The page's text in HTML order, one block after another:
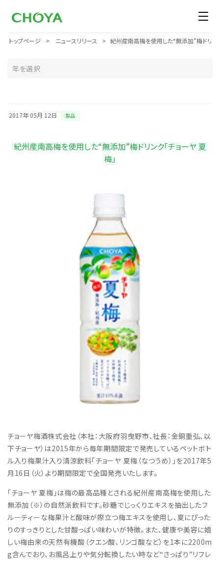
トップページ ニュースリリース 紀州産南高梅を使用した“無添加”梅ドリン
2017年 05月 12日 製品
紀州産南高梅を使用した“無添加”梅ドリンク「チョーヤ 夏
梅」
チョーヤ梅酒株式会社（本社：大阪府羽曳野市、社長：金銅重弘、以
下チョーヤ）は2015年から毎年期間限定で発売しているペットボト
ル入り梅果汁入り清涼飲料「チョーヤ 夏梅（なつうめ）」を2017年5
月16日（火）より期間限定で全国発売いたします。
「チョーヤ 夏梅」は梅の最高品種とされる紀州産南高梅を使用した
無添加（※）の自然派飲料です。砂糖でじっくりエキスを抽出したフ
ルーティーな梅果汁と酸味が際立つ梅エキスを使用し、夏にぴった
りのすっきりとした甘酸っぱい味わいが特徴。また、健康や美容に嬉
しい梅由来の天然有機酸（クエン酸、リンゴ酸など）を1本に2200m
g含んでおり、お風呂上りや気分転換したい時など“さっぱり”リフレ